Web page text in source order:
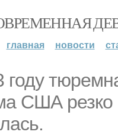
главная новости
году
США резко